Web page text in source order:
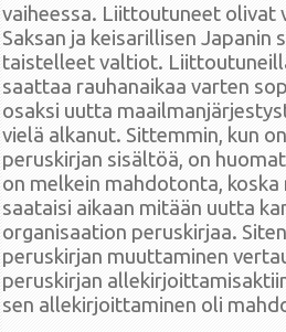
vaiheessa. Liittoutuneet olivat
Saksan ja keisarillisen Japanin
taistelleet valtiot.
saattaa rauhanaikaa varten
osaksi uutta
vielä alkanut. Sittemmin, kun
peruskirjan sisältöä, on
on melkein mahdotonta, koska
saataisi aikaan mitään uutta
organisaation peruskirjaa.
peruskirjan muuttaminen
peruskirjan
sen allekirjoittaminen oli